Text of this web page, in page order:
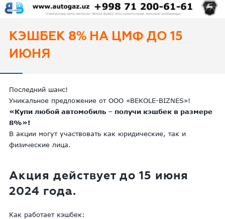
КЭШБЕК 8% НА ЦМФ ДО 15
ИЮНЯ
Последний шанс!
Уникальное предложение от ООО «BEKOLE-BIZNES»!
«Купи любой автомобиль – получи кэшбек в размере
8%»!
В акции могут участвовать как юридические, так и
физические лица.
Акция действует до 15 июня
2024 года.
Как работает кэшбек: